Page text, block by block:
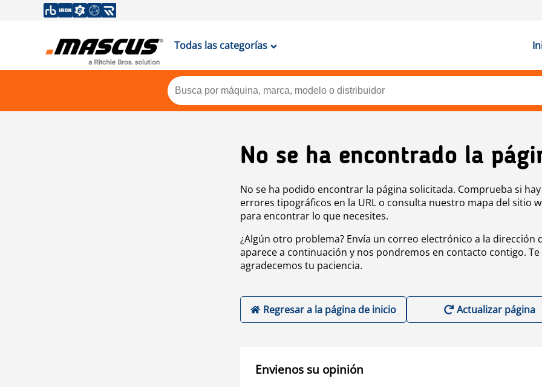
Todas las categorías
No se ha encontrado la
No se ha podido encontrar la página solicitada. Comprueba si hay
errores tipográficos en la URL o consulta nuestro mapa del sitio
para encontrar lo que necesites.
¿Algún otro problema? Envía un correo electrónico a la dirección
aparece a continuación y nos pondremos en contacto contigo. Te
agradecemos tu paciencia.
Regresar a la página de inicio Actualizar página
Envienos su opinión